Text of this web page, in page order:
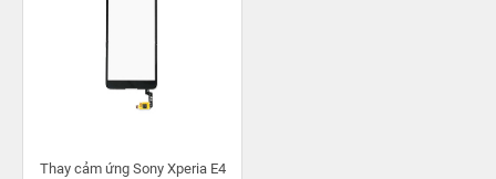
Thay cảm ứng Sony Xperia E4